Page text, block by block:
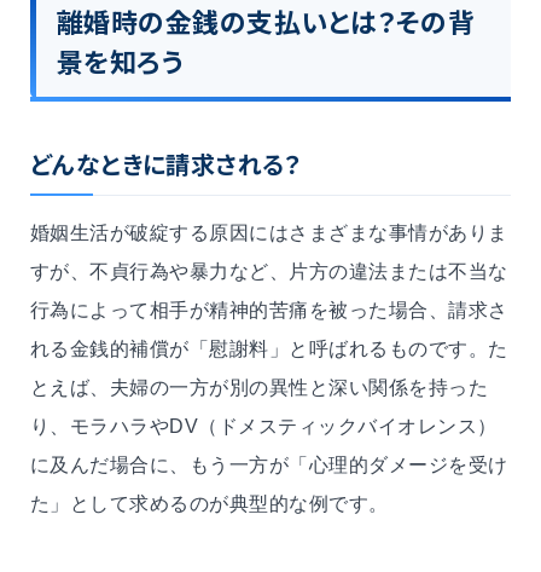
離婚時の金銭の支払いとは？その背
景を知ろう
どんなときに請求される？
婚姻生活が破綻する原因にはさまざまな事情がありま
すが、不貞行為や暴力など、片方の違法または不当な
行為によって相手が精神的苦痛を被った場合、請求さ
れる金銭的補償が「慰謝料」と呼ばれるものです。た
とえば、夫婦の一方が別の異性と深い関係を持った
り、モラハラやDV（ドメスティックバイオレンス）
に及んだ場合に、もう一方が「心理的ダメージを受け
た」として求めるのが典型的な例です。